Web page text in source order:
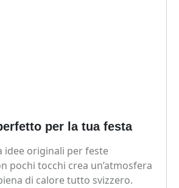
per la tua festa
idee originali per feste
pochi tocchi crea un’atmosfera
di calore tutto svizzero.